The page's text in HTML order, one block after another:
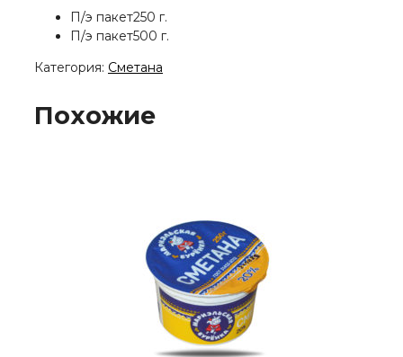
П/э пакет250 г.
П/э пакет500 г.
Категория: Сметана
Похожие